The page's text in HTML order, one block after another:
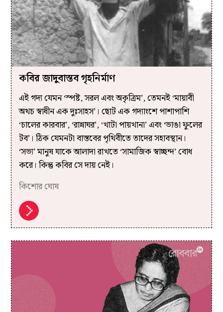
কবির জাদুবাস্তব গৃহনির্মাণ
এই গদ্য যেমন ‘স্পষ্ট, সরল এবং অকৃত্রিম’, তেমনই ‘মায়াবী
অথচ স্বাধীন এক দুঃসাহস’। ছোট এক গদ্যাংশে পাশাপাশি
‘চালের কারবার’, ‘রান্নাঘর’, ‘খাটা পায়খানা’ এবং ‘ভাঙা ফুলের
টব’। ঠিক যেমনটা বাস্তবের পৃথিবীতে তাদের সহাবস্থান।
‘সভ্য’ মানুষ যাকে আলাদা রাখতে ‘সামাজিক স্বাচ্ছন্দ’ বোধ
করে। কিন্তু কবির সে দায় নেই।
কিশোর ঘোষ